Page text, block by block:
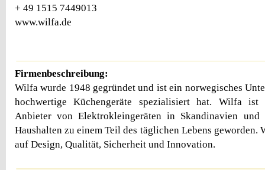
+ 49 1515 7449013
www.wilfa.de
Firmenbeschreibung:
Wilfa wurde 1948 gegründet und ist ein norwegisches
hochwertige Küchengeräte spezialisiert hat. Wilfa ist
Anbieter von Elektrokleingeräten in Skandinavien
Haushalten zu einem Teil des täglichen Lebens
auf Design, Qualität, Sicherheit und Innovation.